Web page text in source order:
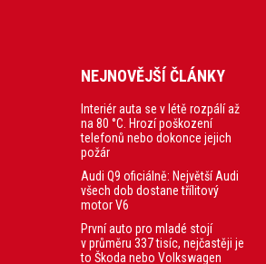
NEJNOVĚJŠÍ ČLÁNKY
Interiér auta se v létě rozpálí až
na 80 °C. Hrozí poškození
telefonů nebo dokonce jejich
požár
Audi Q9 oficiálně: Největší Audi
všech dob dostane třílitový
motor V6
První auto pro mladé stojí
v průměru 337 tisíc, nejčastěji je
to Škoda nebo Volkswagen